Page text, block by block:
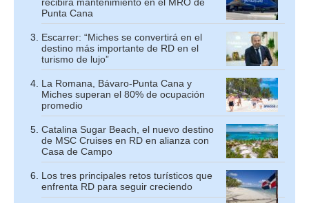
Punta Cana
Escarrer: “Miches se convertirá en el
destino más importante de RD en el
turismo de lujo”
La Romana, Bávaro-Punta Cana y
Miches superan el 80% de ocupación
promedio
Catalina Sugar Beach, el nuevo destino
de MSC Cruises en RD en alianza con
Casa de Campo
Los tres principales retos turísticos que
enfrenta RD para seguir creciendo